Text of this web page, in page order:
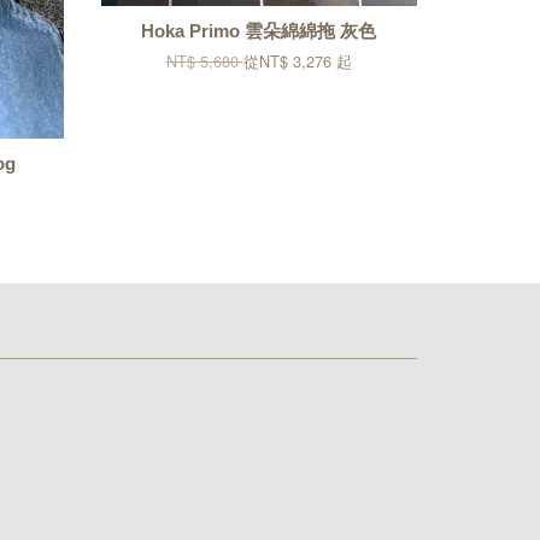
Hoka Primo 雲朵綿綿拖 灰色
NT$ 5,680從NT$ 3,276 起